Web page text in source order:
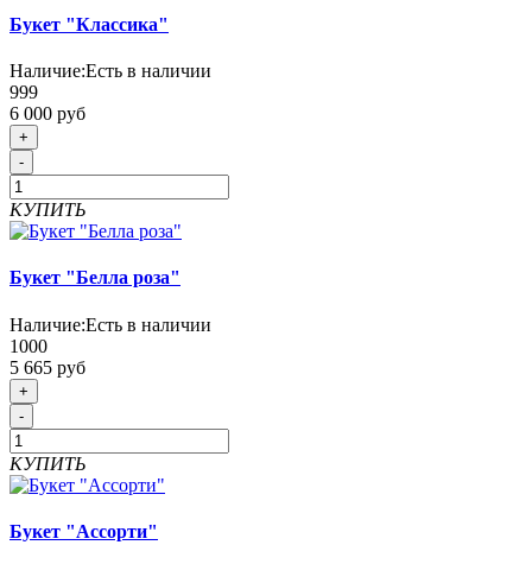
Букет "Классика"
Наличие:Есть в наличии
999
6 000 руб
+
-
КУПИТЬ
Букет "Белла роза"
Наличие:Есть в наличии
1000
5 665 руб
+
-
КУПИТЬ
Букет "Ассорти"